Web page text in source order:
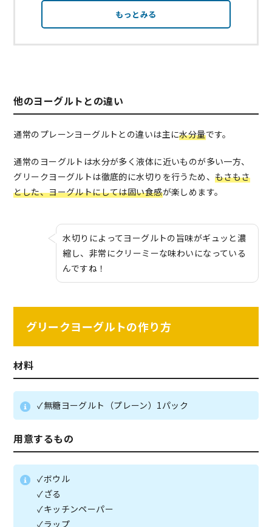
もっとみる
他のヨーグルトとの違い
通常のプレーンヨーグルトとの違いは主に水分量です。
通常のヨーグルトは水分が多く液体に近いものが多い一方、
グリークヨーグルトは徹底的に水切りを行うため、もさもさ
とした、ヨーグルトにしては固い食感が楽しめます。
水切りによってヨーグルトの旨味がギュッと濃
縮し、非常にクリーミーな味わいになっている
んですね！
グリークヨーグルトの作り方
材料
✓無糖ヨーグルト（プレーン）1パック
用意するもの
✓ボウル
✓ざる
✓キッチンペーパー
✓ラップ